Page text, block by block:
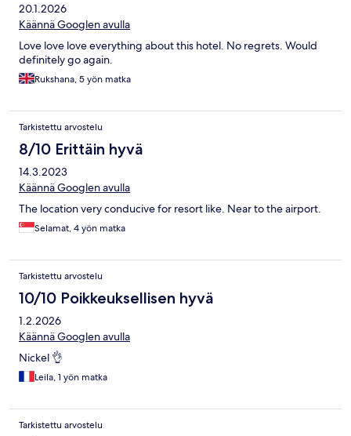
20.1.2026
Käännä Googlen avulla
Love love love everything about this hotel. No regrets. Would
definitely go again.
Rukshana, 5 yön matka
Tarkistettu arvostelu
8/10 Erittäin hyvä
14.3.2023
Käännä Googlen avulla
The location very conducive for resort like. Near to the airport.
Selamat, 4 yön matka
Tarkistettu arvostelu
10/10 Poikkeuksellisen hyvä
1.2.2026
Käännä Googlen avulla
Nickel 👌
Leila, 1 yön matka
Tarkistettu arvostelu